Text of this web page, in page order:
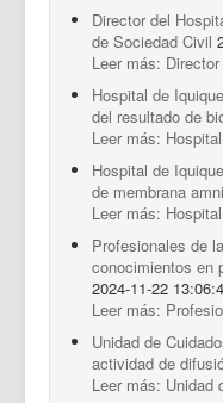
Director del
de Sociedad Civil
Leer más:
Hospital de
del resultado de
Leer más:
Hospital de
de membrana
Leer más:
Profesionales de
conocimientos en
2024-11-22
Leer más:
Unidad de
actividad de
Leer más: Unidad